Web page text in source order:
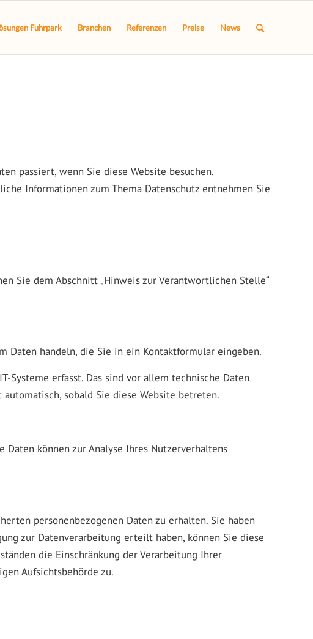
Fuhrpark Branchen Referenzen Preise News
passiert, wenn Sie diese Website besuchen.
Informationen zum Thema Datenschutz entnehmen Sie
Sie dem Abschnitt „Hinweis zur Verantwortlichen Stelle“
Daten handeln, die Sie in ein Kontaktformular eingeben.
Systeme erfasst. Das sind vor allem technische Daten
sobald Sie diese Website betreten.
können zur Analyse Ihres Nutzerverhaltens
personenbezogenen Daten zu erhalten. Sie haben
zur Datenverarbeitung erteilt haben, können Sie diese
die Einschränkung der Verarbeitung Ihrer
Aufsichtsbehörde zu.